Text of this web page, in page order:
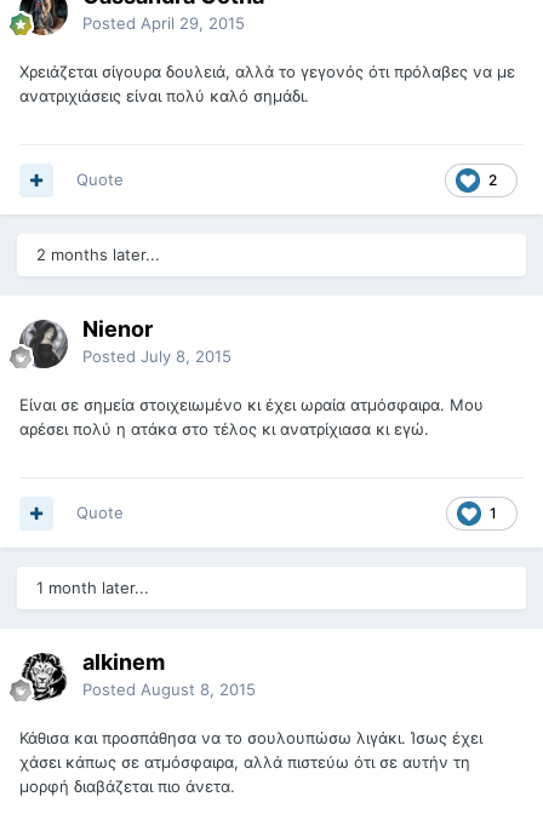
Posted April 29, 2015
Χρειάζεται σίγουρα δουλειά, αλλά το γεγονός ότι πρόλαβες να με
ανατριχιάσεις είναι πολύ καλό σημάδι.
2
Quote
2 months later...
Nienor
Posted July 8, 2015
Είναι σε σημεία στοιχειωμένο κι έχει ωραία ατμόσφαιρα. Μου
αρέσει πολύ η ατάκα στο τέλος κι ανατρίχιασα κι εγώ.
1
Quote
1 month later...
alkinem
Posted August 8, 2015
Κάθισα και προσπάθησα να το σουλουπώσω λιγάκι. Ίσως έχει
χάσει κάπως σε ατμόσφαιρα, αλλά πιστεύω ότι σε αυτήν τη
μορφή διαβάζεται πιο άνετα.